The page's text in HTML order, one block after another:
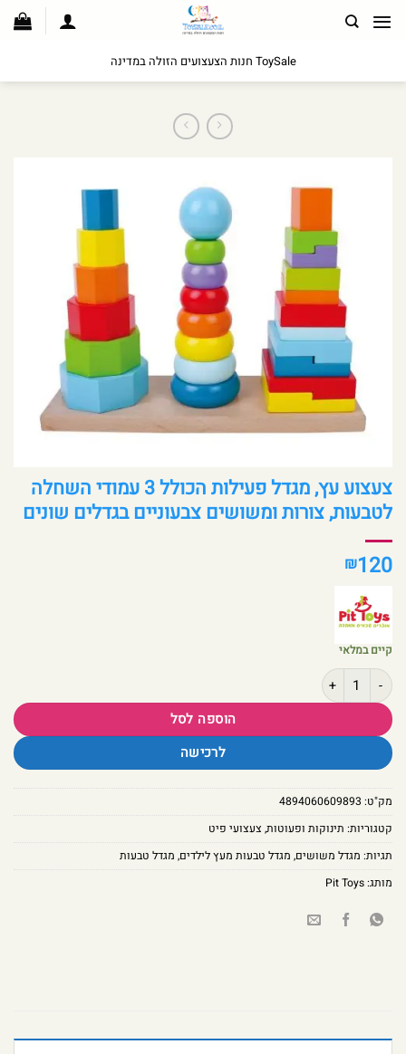
לתוכן
ToySale חנות הצעצועים הזולה במדינה
צעצוע עץ, מגדל פעילות הכולל 3 עמודי השחלה
לטבעות, צורות ומשושים צבעוניים בגדלים שונים
₪120
קיים במלאי
כמות של צעצוע עץ, מגדל פעילות הכולל 3 עמודי השחלה לטבעות, צורות ומשושים צבעוניים בגדלים שונים
הוספה לסל
לרכישה
מק"ט: 4894060609893
קטגוריות: תינוקות ופעוטות, צעצועי פיט
תגיות: מגדל משושים, מגדל טבעות מעץ לילדים, מגדל טבעות
מותג:Pit Toys